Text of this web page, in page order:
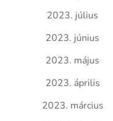
2023. július
2023. június
2023. május
2023. április
2023. március